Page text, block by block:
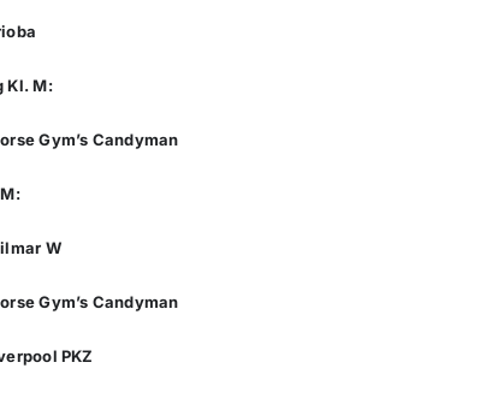
Kl. M:
Gym’s Candyman
W
Gym’s Candyman
PKZ